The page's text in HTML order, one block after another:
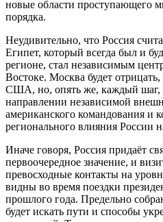
новые области проступающего
порядка.
Неудивительно, что Россия
Египет, который всегда был и
регионе, стал независимым
Востоке. Москва будет отрицать,
США, но, опять же, каждый шаг,
направлении независимой
американского командования и
регионального влияния России
Иначе говоря, Россия придаёт
первоочередное значение, и
превосходные контакты на
видны во время поездки
прошлого года. Предельно
будет искать пути и способы